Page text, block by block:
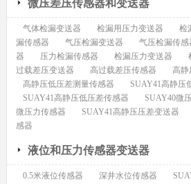
微压差压传感器和变送器
气体检漏变送器 检漏用压力变送器 检
漏传感器
气压检漏变送器 气压检漏传感
器
压力检漏传感器 检漏压力变送器
过载差压变送器
高过载差压传感器
高静
高静压低压差测量传感器
SUAY41高静压
SUAY41高静压低压差传感器
SUAY40微
微压力传感器
SUAY41高静压压差变送器
感器
液位和压力传感器变送器
0.5米液位传感器 深井水位传感器